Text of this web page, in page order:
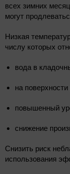
всех зимних
могут
Низкая
числу которых
вода в
на
повышенный
снижение
Снизить риск
использования